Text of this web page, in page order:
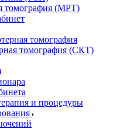
томография (МРТ)
томография
томография (СКТ)
и процедуры